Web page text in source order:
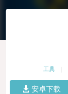
工具
安卓下载